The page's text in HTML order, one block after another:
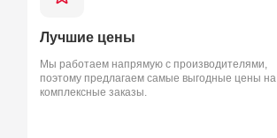
Лучшие цены
Мы работаем напрямую с производителями,
поэтому предлагаем самые выгодные цены на
комплексные заказы.